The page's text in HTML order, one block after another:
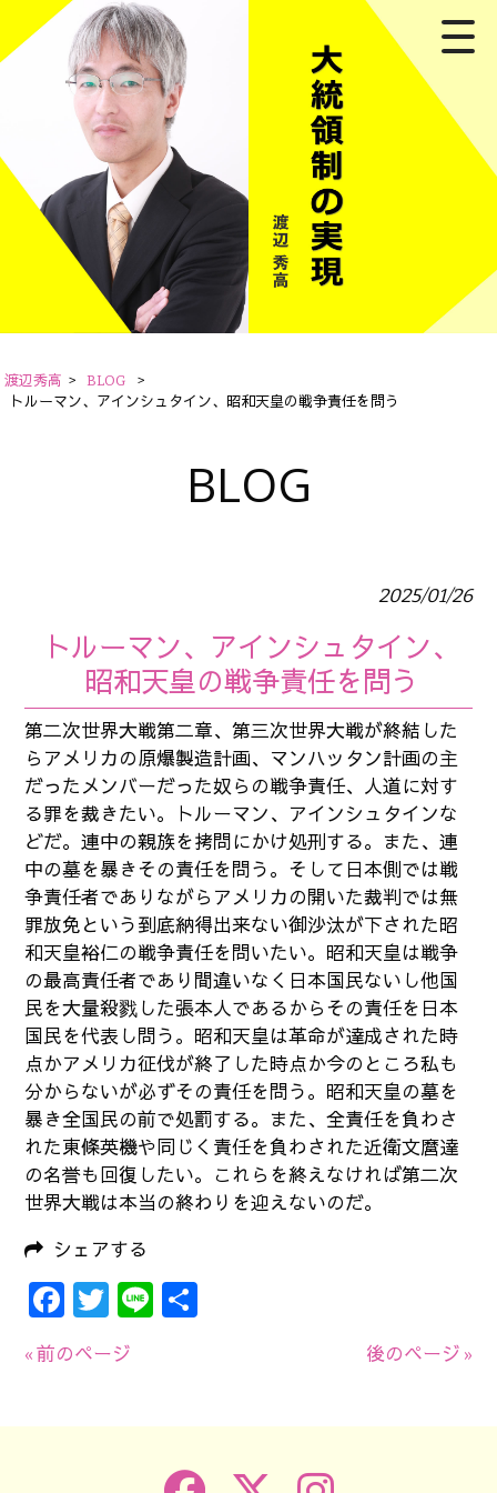
渡辺秀高 > BLOG
>
トルーマン、アインシュタイン、昭和天皇の戦争責任を問う
BLOG
2025/01/26
トルーマン、アインシュタイン、
昭和天皇の戦争責任を問う
第二次世界大戦第二章、第三次世界大戦が終結した
らアメリカの原爆製造計画、マンハッタン計画の主
だったメンバーだった奴らの戦争責任、人道に対す
る罪を裁きたい。トルーマン、アインシュタインな
どだ。連中の親族を拷問にかけ処刑する。また、連
中の墓を暴きその責任を問う。そして日本側では戦
争責任者でありながらアメリカの開いた裁判では無
罪放免という到底納得出来ない御沙汰が下された昭
和天皇裕仁の戦争責任を問いたい。昭和天皇は戦争
の最高責任者であり間違いなく日本国民ないし他国
民を大量殺戮した張本人であるからその責任を日本
国民を代表し問う。昭和天皇は革命が達成された時
点かアメリカ征伐が終了した時点か今のところ私も
分からないが必ずその責任を問う。昭和天皇の墓を
暴き全国民の前で処罰する。また、全責任を負わさ
れた東條英機や同じく責任を負わされた近衛文麿達
の名誉も回復したい。これらを終えなければ第二次
世界大戦は本当の終わりを迎えないのだ。
シェアする
Facebook
Twitter
Line
« 前のページ 後のページ »